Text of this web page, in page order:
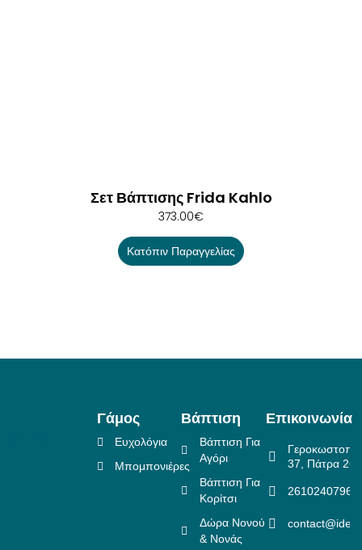
Σετ Βάπτισης Frida Kahlo
373.00€
Κατόπιν Παραγγελίας
Γάμος
Ευχολόγια
Μπομπονιέρες
Βάπτιση
Βάπτιση Για
Αγόρι
Βάπτιση Για
Κορίτσι
Δώρα Νονού
& Νονάς
Επικοινωνία
37, Πάτρα
2610240796